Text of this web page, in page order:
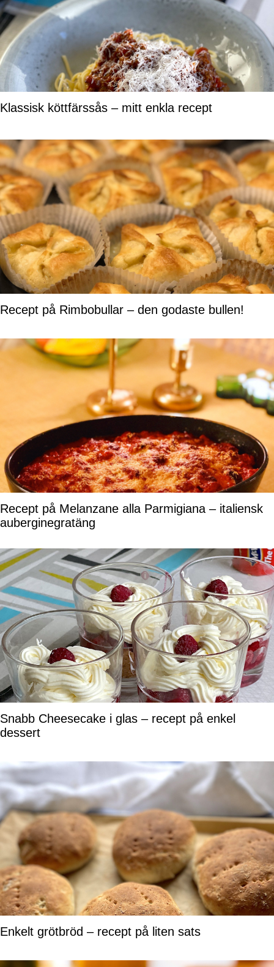
Klassisk köttfärssås – mitt enkla recept
Recept på Rimbobullar – den godaste bullen!
Recept på Melanzane alla Parmigiana – italiensk
auberginegratäng
Snabb Cheesecake i glas – recept på enkel
dessert
Enkelt grötbröd – recept på liten sats